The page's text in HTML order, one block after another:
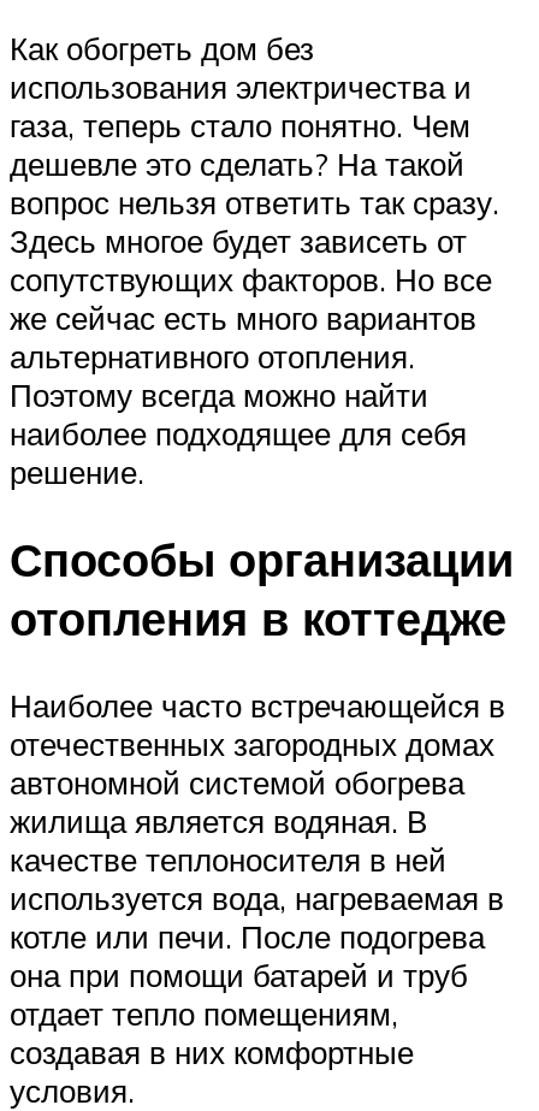
Как обогреть дом без
использования электричества и
газа, теперь стало понятно. Чем
дешевле это сделать? На такой
вопрос нельзя ответить так сразу.
Здесь многое будет зависеть от
сопутствующих факторов. Но все
же сейчас есть много вариантов
альтернативного отопления.
Поэтому всегда можно найти
наиболее подходящее для себя
решение.
Способы организации
отопления в коттедже
Наиболее часто встречающейся в
отечественных загородных домах
автономной системой обогрева
жилища является водяная. В
качестве теплоносителя в ней
используется вода, нагреваемая в
котле или печи. После подогрева
она при помощи батарей и труб
отдает тепло помещениям,
создавая в них комфортные
условия.